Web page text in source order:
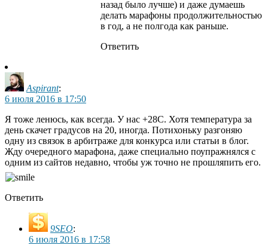
назад было лучше) и даже думаешь
делать марафоны продолжительностью
в год, а не полгода как раньше.
Ответить
Aspirant:
6 июля 2016 в 17:50
Я тоже ленюсь, как всегда. У нас +28С. Хотя температура за
день скачет градусов на 20, иногда. Потихоньку разгоняю
одну из связок в арбитраже для конкурса или статьи в блог.
Жду очередного марафона, даже специально поупражнялся с
одним из сайтов недавно, чтобы уж точно не прошляпить его.
Ответить
9SEO:
6 июля 2016 в 17:58